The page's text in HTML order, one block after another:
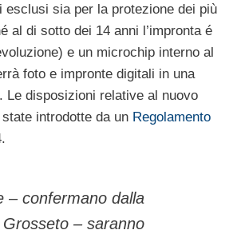
esclusi sia per la protezione dei più
al di sotto dei 14 anni l’impronta é
e un microchip interno al
foto e impronte digitali in una
Le disposizioni relative al nuovo
introdotte da un Regolamento
– confermano dalla
– saranno